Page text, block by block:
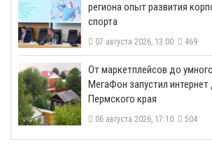
региона опыт развития
спорта
07 августа 2026, 13:00 469
От маркетплейсов до
МегаФон запустил
Пермского края
06 августа 2026, 17:10 504